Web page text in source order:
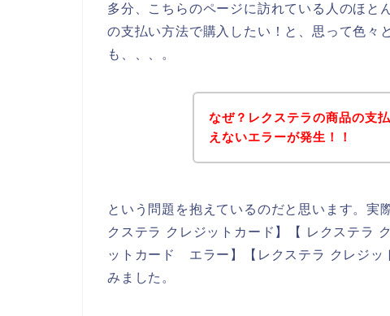
多分、こちらのページに訪れている人のほと
の支払い方法で購入したい！と、思って色々
も、、、。
なぜ？レクステラの商品の支
えないエラーが発生！！
という問題を抱えているのだと思います。実
クステラ クレジットカード】【 レクステラ
ットカード エラー】【レクステラ クレジ
みました。